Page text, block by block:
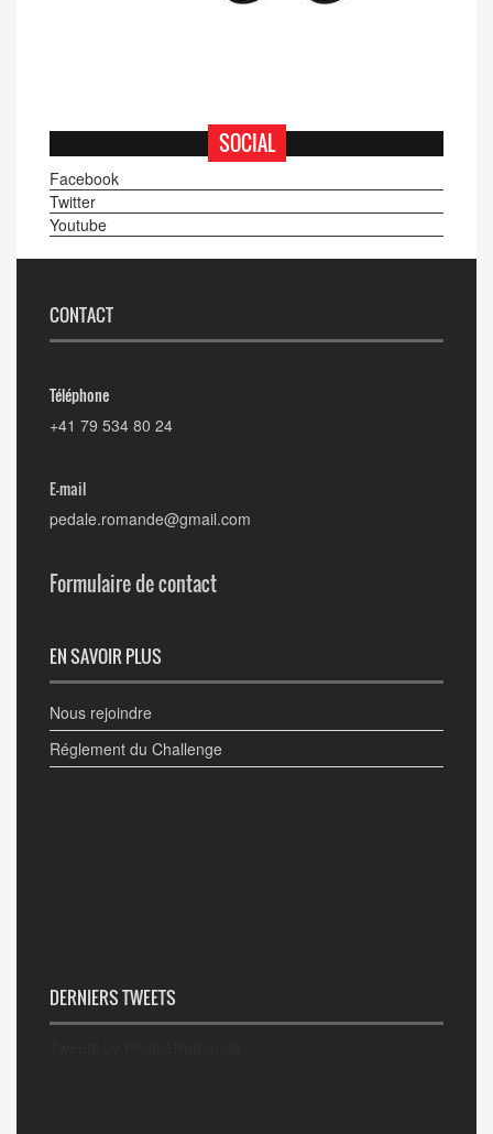
SOCIAL
Facebook
Twitter
Youtube
CONTACT
Téléphone
+41 79 534 80 24
E-mail
pedale.romande@gmail.com
Formulaire de contact
EN SAVOIR PLUS
Nous rejoindre
Réglement du Challenge
DERNIERS TWEETS